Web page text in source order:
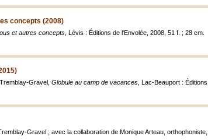
concepts (2008)
et autres concepts , Lévis : Éditions de l'Envolée, 2008, 51 f. ; 28 cm.
Gravel, Globule au camp de vacances , Lac-Beauport :
Gravel ; avec la collaboration de Monique Arteau, orthophoniste,